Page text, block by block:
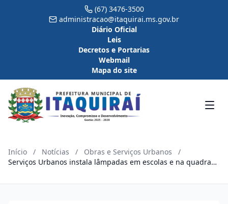
(67) 3476-3500
administracao@itaquirai.ms.gov.br
Diário Oficial
Leis
Decretos e Portarias
Webmail
Mapa do site
Início / Notícias / Obras e Serviços Urbanos
/
Serviços Urbanos instala lâmpadas em escolas e na quadra